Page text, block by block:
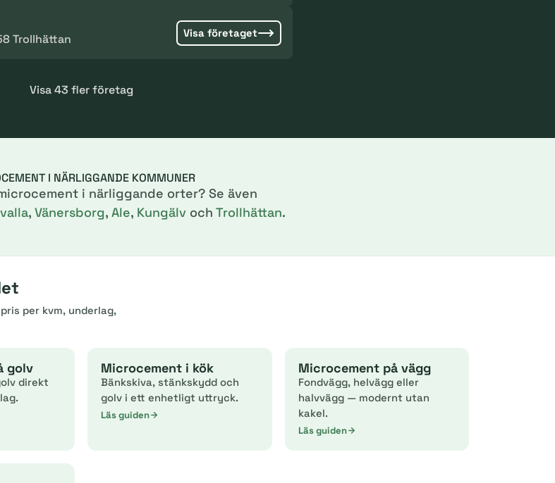
Trollhättan Visa företaget
Visa 43 fler företag
I NÄRLIGGANDE KOMMUNER
i närliggande orter? Se även
, Vänersborg, Ale, Kungälvoch Trollhättan.
per kvm, underlag,
golv
direkt
Microcement i kök
Bänkskiva, stänkskydd och
golv i ett enhetligt uttryck.
Läs guiden
Microcement på vägg
Fondvägg, helvägg eller
halvvägg — modernt utan
kakel.
Läs guiden